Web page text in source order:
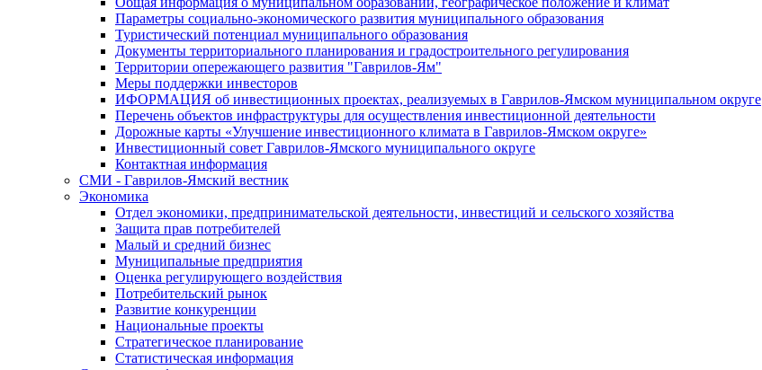
Параметры социально-экономического развития муниципального образования
Туристический потенциал муниципального образования
Документы территориального планирования и градостроительного регулирования
Территории опережающего развития "Гаврилов-Ям"
Меры поддержки инвесторов
ИФОРМАЦИЯ об инвестиционных проектах, реализуемых в Гаврилов-Ямском муниципальном округе
Перечень объектов инфраструктуры для осуществления инвестиционной деятельности
Дорожные карты «Улучшение инвестиционного климата в Гаврилов-Ямском округе»
Инвестиционный совет Гаврилов-Ямского муниципального округе
Контактная информация
СМИ - Гаврилов-Ямский вестник
Экономика
Отдел экономики, предпринимательской деятельности, инвестиций и сельского хозяйства
Защита прав потребителей
Малый и средний бизнес
Муниципальные предприятия
Оценка регулирующего воздействия
Потребительский рынок
Развитие конкуренции
Национальные проекты
Стратегическое планирование
Статистическая информация